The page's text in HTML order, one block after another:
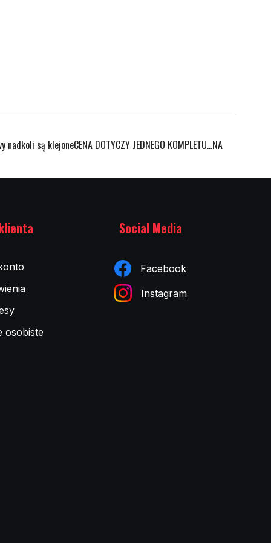
są klejoneCENA DOTYCZY JEDNEGO KOMPLETU...NA
osobiste
Social Media
Facebook
Instagram